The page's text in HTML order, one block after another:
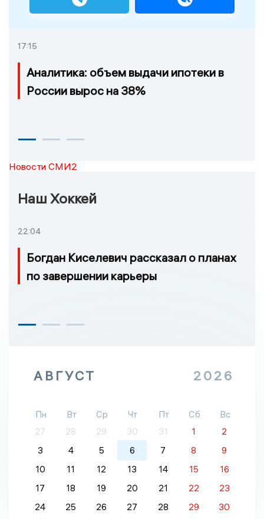
17:15
Аналитика: объем выдачи ипотеки в
России вырос на 38%
Новости СМИ2
Наш Хоккей
22:04
Богдан Киселевич рассказал о планах
по завершении карьеры
АВГУСТ 2026
Пн Вт Ср Чт Пт Сб
Вс
27
28 29 30 31 1
2
3
4 5 6 7 8
9
10
11 12 13 14 15
16
17
18 19 20 21 22
23
24
25 26 27 28 29
30